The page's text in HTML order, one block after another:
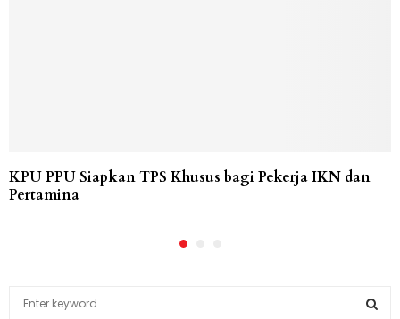
KPU PPU Siapkan TPS Khusus bagi Pekerja IKN dan
Pertamina